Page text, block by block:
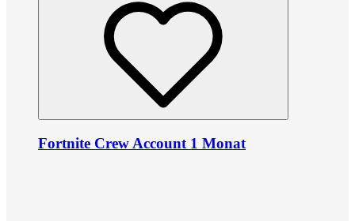
Fortnite Crew Account 1 Monat